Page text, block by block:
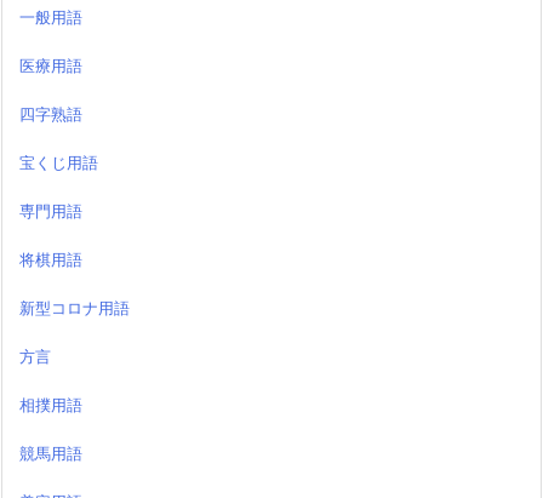
一般用語
医療用語
四字熟語
宝くじ用語
専門用語
将棋用語
新型コロナ用語
方言
相撲用語
競馬用語